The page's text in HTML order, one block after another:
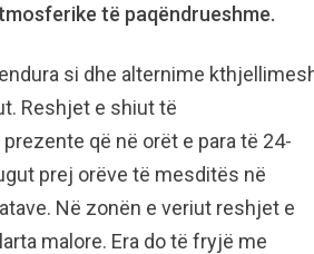
të paqëndrueshme.
si dhe alternime
Reshjet e shiut të
që në orët e para të 24-
prej orëve të mesditës në
Në zonën e veriut reshjet e
malore. Era do të fryjë me